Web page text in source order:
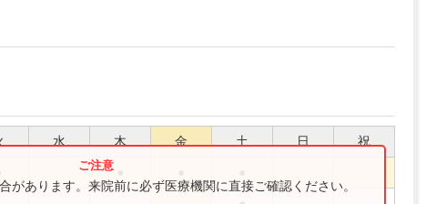
水 木 金 土 日 祝
があります。来院前に必ず医療機関に直接ご確認ください。